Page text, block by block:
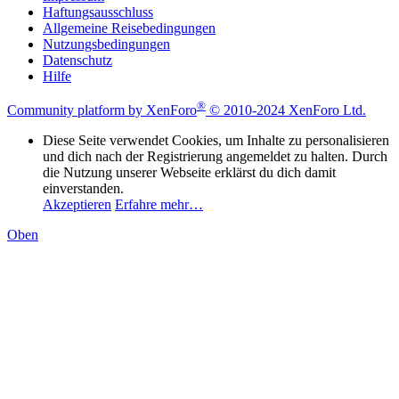
Haftungsausschluss
Allgemeine Reisebedingungen
Nutzungsbedingungen
Datenschutz
Hilfe
Community platform by XenForo® © 2010-2024 XenForo Ltd.
Diese Seite verwendet Cookies, um Inhalte zu personalisieren
und dich nach der Registrierung angemeldet zu halten. Durch
die Nutzung unserer Webseite erklärst du dich damit
einverstanden.
Akzeptieren Erfahre mehr…
Oben